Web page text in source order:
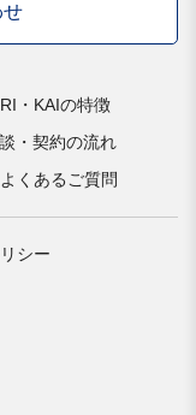
せ
・KAIの特徴
・契約の流れ
よくあるご質問
シー